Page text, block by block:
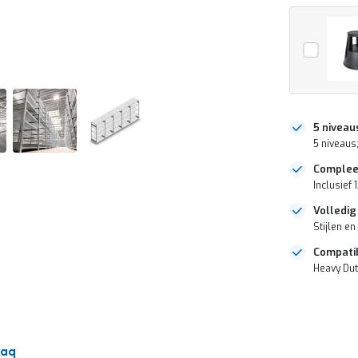
5
5
Inclusief
Stijlen
Heavy